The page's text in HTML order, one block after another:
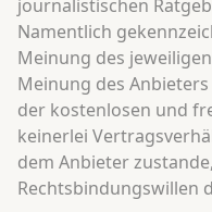
journalistischen
Namentlich
Meinung des
Meinung des
der kostenlosen und
keinerlei
dem Anbieter
Rechtsbindungswillen